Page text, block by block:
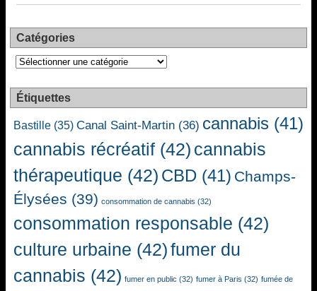
Catégories
Catégories
Étiquettes
Bastille (35) Canal Saint-Martin (36) cannabis (41)
cannabis récréatif (42) cannabis
thérapeutique (42) CBD (41) Champs-
Élysées (39) consommation de cannabis (32)
consommation responsable (42)
culture urbaine (42)fumer du
cannabis (42) fumer en public (32) fumer à Paris (32) fumée de